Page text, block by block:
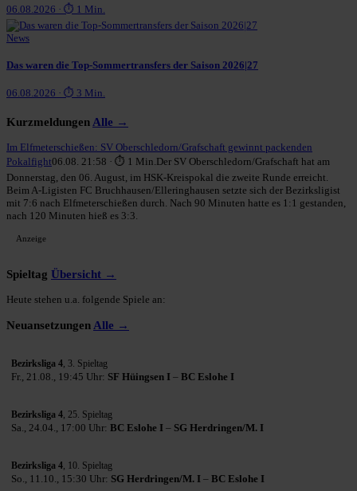
06.08.2026 · ⏱ 1 Min.
News
Das waren die Top-Sommertransfers der Saison 2026|27
06.08.2026 · ⏱ 3 Min.
Kurzmeldungen Alle →
Im Elfmeterschießen: SV Oberschledorn/Grafschaft gewinnt packenden
Pokalfight06.08. 21:58 · ⏱ 1 Min.Der SV Oberschledorn/Grafschaft hat am
Donnerstag, den 06. August, im HSK-Kreispokal die zweite Runde erreicht.
Beim A-Ligisten FC Bruchhausen/Elleringhausen setzte sich der Bezirksligist
mit 7:6 nach Elfmeterschießen durch. Nach 90 Minuten hatte es 1:1 gestanden,
nach 120 Minuten hieß es 3:3.
Anzeige
Spieltag Übersicht →
Heute stehen u.a. folgende Spiele an:
Neuansetzungen Alle →
Bezirksliga 4, 3. Spieltag
Fr., 21.08., 19:45 Uhr: SF Hüingsen I – BC Eslohe I
Bezirksliga 4, 25. Spieltag
Sa., 24.04., 17:00 Uhr: BC Eslohe I – SG Herdringen/M. I
Bezirksliga 4, 10. Spieltag
So., 11.10., 15:30 Uhr: SG Herdringen/M. I – BC Eslohe I